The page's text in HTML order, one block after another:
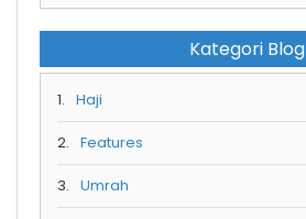
Kategori Blog
1. Haji
2. Features
3. Umrah